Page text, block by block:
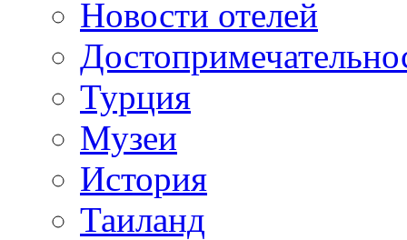
Новости отелей
Турция
Музеи
История
Таиланд